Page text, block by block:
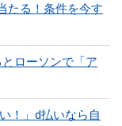
たる！条件を今す
ローソンで「ア
！」d払いなら自